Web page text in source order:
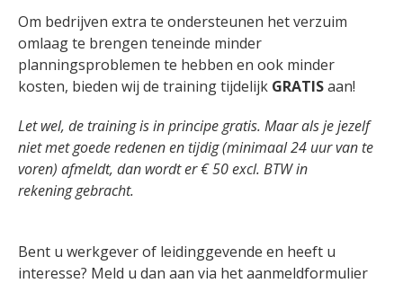
Om bedrijven extra te ondersteunen het verzuim
omlaag te brengen teneinde minder
planningsproblemen te hebben en ook minder
kosten, bieden wij de training tijdelijk GRATISaan!
Let wel, de training is in principe gratis. Maar als je jezelf
niet met goede redenen en tijdig (minimaal 24 uur van te
voren) afmeldt, dan wordt er € 50 excl. BTW in
rekening gebracht.
Bent u werkgever of leidinggevende en heeft u
interesse? Meld u dan aan via het aanmeldformulier